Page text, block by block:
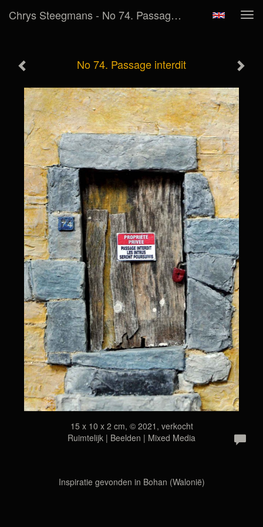
Chrys Steegmans - No 74. Passage Interdit
No 74. Passage interdit
15 x 10 x 2 cm, © 2021, verkocht
Ruimtelijk | Beelden | Mixed Media
Inspiratie gevonden in Bohan (Walonië)